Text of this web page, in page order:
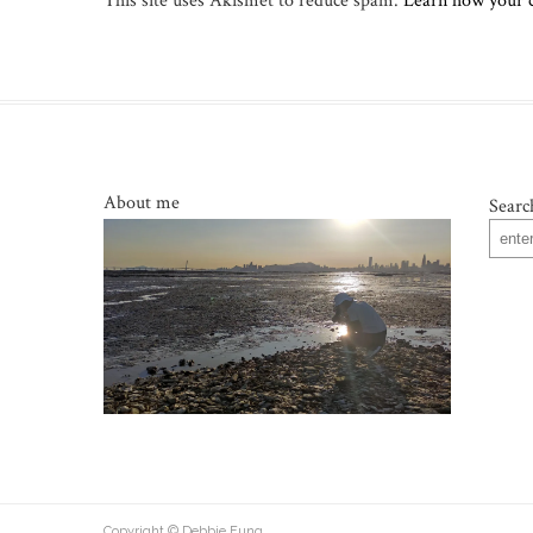
About me